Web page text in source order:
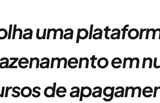
uma
em
de